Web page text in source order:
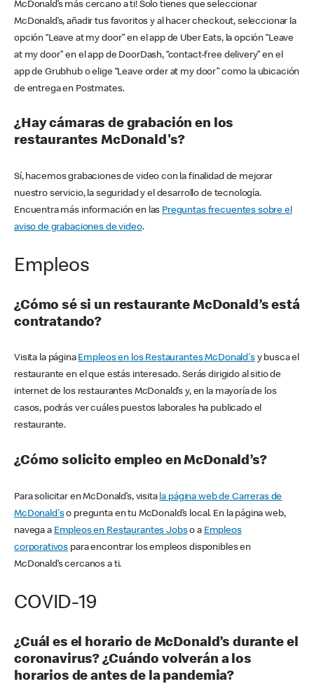
McDonald’s más cercano a ti! Solo tienes que seleccionar
McDonald’s, añadir tus favoritos y al hacer checkout, seleccionar la
opción “Leave at my door” en el app de Uber Eats, la opción “Leave
at my door” en el app de DoorDash, “contact-free delivery” en el
app de Grubhub o elige “Leave order at my door” como la ubicación
de entrega en Postmates.
¿Hay cámaras de grabación en los
restaurantes McDonald's?
Sí, hacemos grabaciones de video con la finalidad de mejorar
nuestro servicio, la seguridad y el desarrollo de tecnología.
Encuentra más información en las Preguntas frecuentes sobre el
aviso de grabaciones de video.
Empleos
¿Cómo sé si un restaurante McDonald’s está
contratando?
Visita la página Empleos en los Restaurantes McDonald'sy busca el
restaurante en el que estás interesado. Serás dirigido al sitio de
internet de los restaurantes McDonald’s y, en la mayoría de los
casos, podrás ver cuáles puestos laborales ha publicado el
restaurante.
¿Cómo solicito empleo en McDonald’s?
Para solicitar en McDonald’s, visita la página web de Carreras de
McDonald'so pregunta en tu McDonald’s local. En la página web,
navega a Empleos en Restaurantes Jobso a Empleos
corporativos para encontrar los empleos disponibles en
McDonald’s cercanos a ti.
COVID-19
¿Cuál es el horario de McDonald’s durante el
coronavirus? ¿Cuándo volverán a los
horarios de antes de la pandemia?